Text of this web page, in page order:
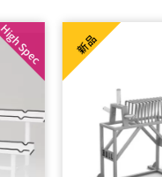
Spec 新品